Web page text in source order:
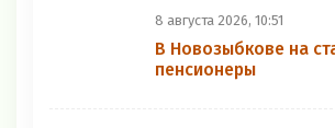
8 августа 2026, 10:51
В Новозыбкове на
пенсионеры